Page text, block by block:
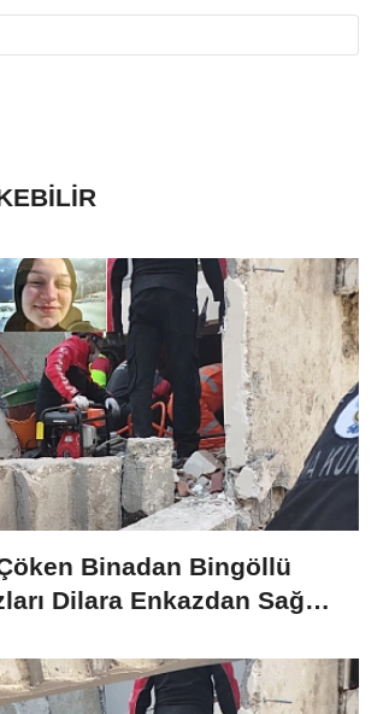
Binadan Bingöllü
Dilara Enkazdan Sağ